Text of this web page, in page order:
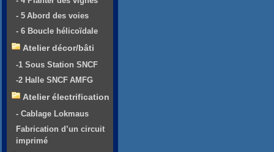
- 5 Abord des voies
- 6 Boucle hélicoïdale
Atelier décor/bâti
-1 Sous Station SNCF
-2 Halle SNCF AMFG
Atelier électrification
- Cablage Lokmaus
Fabrication d’un circuit
imprimé